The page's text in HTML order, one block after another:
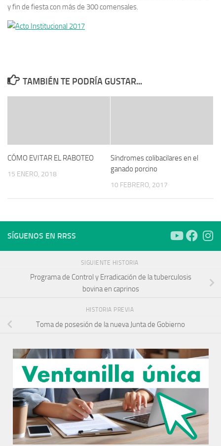
y fin de fiesta con más de 300 comensales.
TAMBIÉN TE PODRÍA GUSTAR...
CÓMO EVITAR EL RABOTEO
15 ENERO, 2018
Síndromes colibacilares en el
ganado porcino
10 FEBRERO, 2017
SÍGUENOS EN RRSS
SIGUIENTE HISTORIA
Programa de Control y Erradicación de la tuberculosis
bovina en caprinos
HISTORIA PREVIA
Toma de posesión de la nueva Junta de Gobierno